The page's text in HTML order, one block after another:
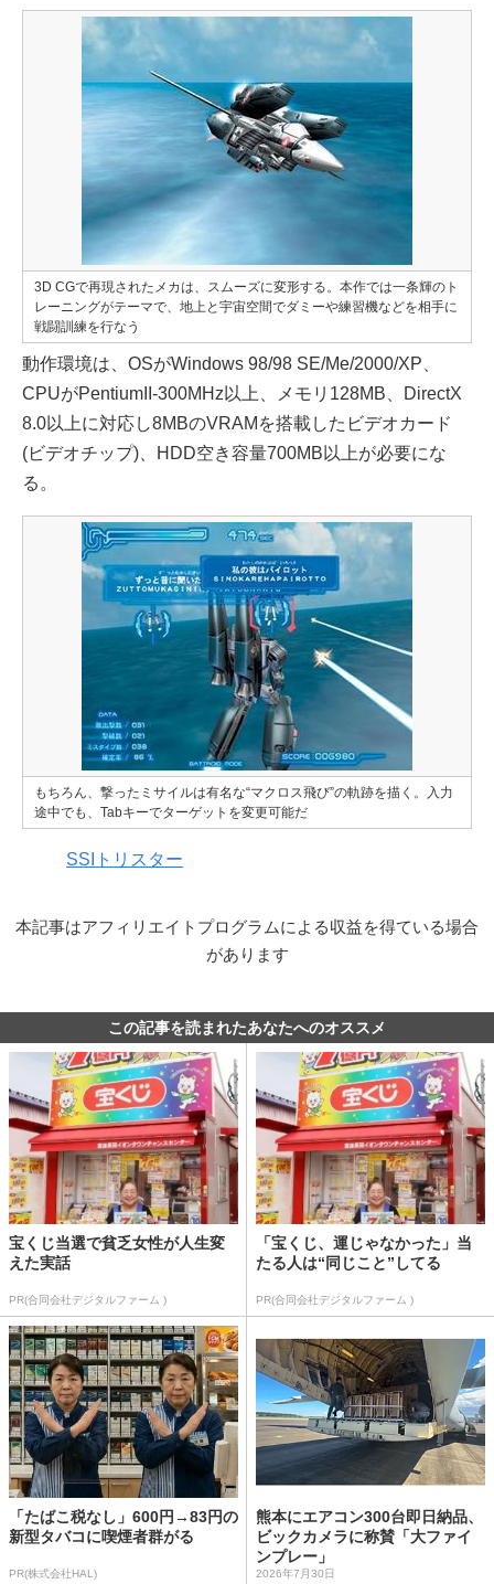
3D CGで再現されたメカは、スムーズに変形する。本作では一条輝のト
レーニングがテーマで、地上と宇宙空間でダミーや練習機などを相手に
戦闘訓練を行なう
動作環境は、OSがWindows 98/98 SE/Me/2000/XP、
CPUがPentiumII-300MHz以上、メモリ128MB、DirectX
8.0以上に対応し8MBのVRAMを搭載したビデオカード
(ビデオチップ)、HDD空き容量700MB以上が必要にな
る。
もちろん、撃ったミサイルは有名な“マクロス飛び”の軌跡を描く。入力
途中でも、Tabキーでターゲットを変更可能だ
SSIトリスター
本記事はアフィリエイトプログラムによる収益を得ている場合
があります
この記事を読まれたあなたへのオススメ
宝くじ当選で貧乏女性が人生変
えた実話
PR(合同会社デジタルファーム )
「宝くじ、運じゃなかった」当
たる人は“同じこと”してる
PR(合同会社デジタルファーム )
「たばこ税なし」600円→83円の
新型タバコに喫煙者群がる
PR(株式会社HAL)
熊本にエアコン300台即日納品、
ビックカメラに称賛「大ファイ
ンプレー」
2026年7月30日